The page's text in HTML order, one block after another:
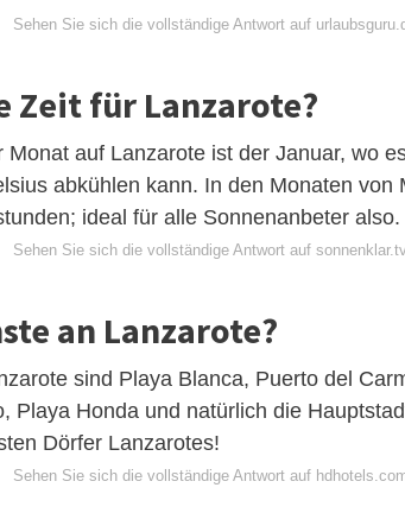
Sehen Sie sich die vollständige Antwort auf
Zeit für Lanzarote?
auf Lanzarote ist der Januar, wo
abkühlen kann. In den Monaten von
ideal für alle Sonnenanbeter also.
Sehen Sie sich die vollständige Antwort auf
an Lanzarote?
sind Playa Blanca, Puerto del
Playa Honda und natürlich die
Dörfer Lanzarotes!
Sehen Sie sich die vollständige Antwort auf